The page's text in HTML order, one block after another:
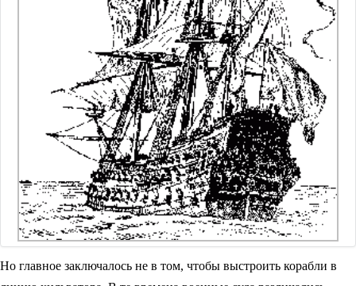
Но главное заключалось не в том, чтобы выстроить корабли в